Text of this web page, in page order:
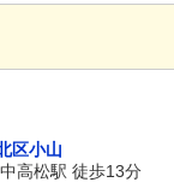
区小山
高松駅 徒歩13分